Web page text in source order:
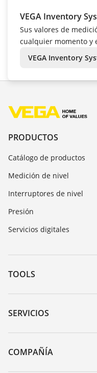
VEGA Inventory
Sus valores de
cualquier momento y
VEGA Inventory
PRODUCTOS
Catálogo de productos
Medición de nivel
Interruptores de nivel
Presión
Servicios digitales
TOOLS
Zona de descarga
Búsqueda por número de
DTM Collection/PACTware
SERVICIOS
Devolución de
Cursos de formacion
COMPAÑÍA